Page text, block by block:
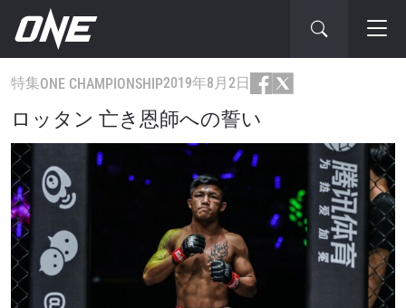
特集ONE CHAMPIONSHIP2019年8月2日
ロッタン 亡き恩師への誓い